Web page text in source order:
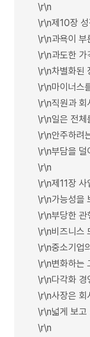
\r\n
\r\n제10장
\r\n과욕이 부
\r\n과도한 가
\r\n차별화된
\r\n마이너스
\r\n직원과 회
\r\n일은 전체
\r\n안주하려
\r\n부담을 덜
\r\n
\r\n제11장 사
\r\n가능성을
\r\n부당한 관
\r\n비즈니스
\r\n중소기업
\r\n변화하는
\r\n다각화 경
\r\n사장은 회
\r\n넓게 보고
\r\n